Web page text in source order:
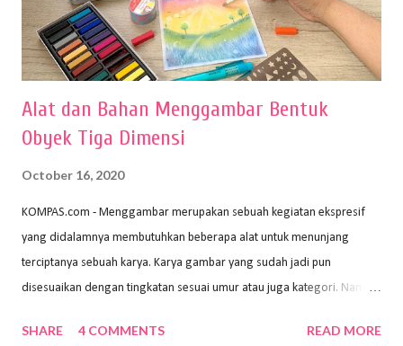
Alat dan Bahan Menggambar Bentuk
Obyek Tiga Dimensi
October 16, 2020
KOMPAS.com - Menggambar merupakan sebuah kegiatan ekspresif
yang didalamnya membutuhkan beberapa alat untuk menunjang
terciptanya sebuah karya. Karya gambar yang sudah jadi pun
disesuaikan dengan tingkatan sesuai umur atau juga kategori. Namun,
sehingga hasilnya bisa dilihat. Peran alat dan bahan sangat
SHARE 4 COMMENTS READ MORE